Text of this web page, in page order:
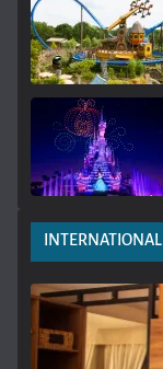
INTERNATIONAL